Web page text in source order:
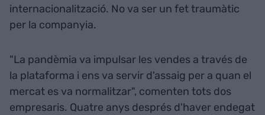
internacionalització. No va ser un fet traumàtic
per la companyia.
"La pandèmia va impulsar les vendes a través de
la plataforma i ens va servir d'assaig per a quan el
mercat es va normalitzar", comenten tots dos
empresaris. Quatre anys després d'haver endegat